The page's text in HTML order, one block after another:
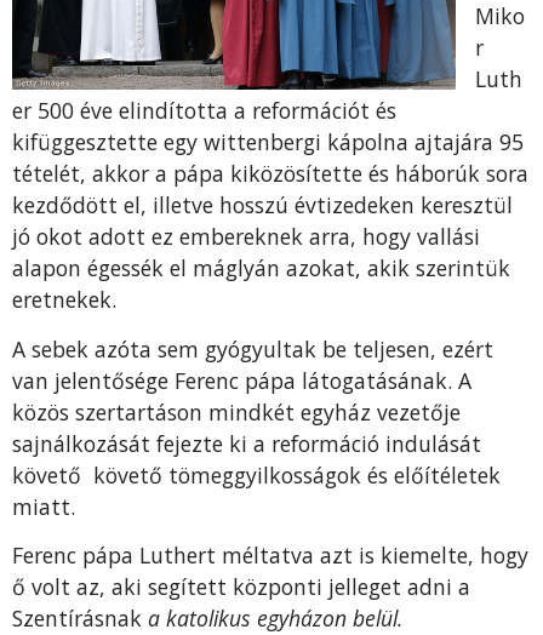
Miko
r
Luth
er 500 éve elindította a reformációt és
kifüggesztette egy wittenbergi kápolna ajtajára 95
tételét, akkor a pápa kiközösítette és háborúk sora
kezdődött el, illetve hosszú évtizedeken keresztül
jó okot adott ez embereknek arra, hogy vallási
alapon égessék el máglyán azokat, akik szerintük
eretnekek.
A sebek azóta sem gyógyultak be teljesen, ezért
van jelentősége Ferenc pápa látogatásának. A
közös szertartáson mindkét egyház vezetője
sajnálkozását fejezte ki a reformáció indulását
követő követő tömeggyilkosságok és előítéletek
miatt.
Ferenc pápa Luthert méltatva azt is kiemelte, hogy
ő volt az, aki segített központi jelleget adni a
Szentírásnak a katolikus egyházon belül.